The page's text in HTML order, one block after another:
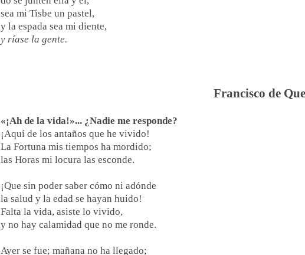
sea mi Tisbe un pastel,
y la espada sea mi diente,
y ríase la gente.
Francisco de
«¡Ah de la vida!»... ¿Nadie me responde?
¡Aquí de los antaños que he vivido!
La Fortuna mis tiempos ha mordido;
las Horas mi locura las esconde.
¡Que sin poder saber cómo ni adónde
la salud y la edad se hayan huido!
Falta la vida, asiste lo vivido,
y no hay calamidad que no me ronde.
Ayer se fue; mañana no ha llegado;